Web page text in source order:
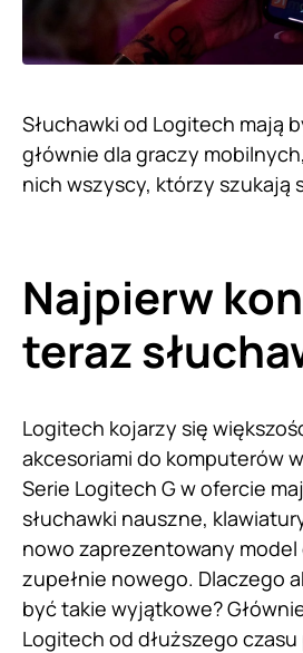
Słuchawki od Logitech mają
głównie dla graczy
nich wszyscy, którzy szukają
Najpierw
teraz
Logitech kojarzy się
akcesoriami do komputerów
Serie Logitech G w ofercie
słuchawki nauszne,
nowo zaprezentowany
zupełnie nowego. Dlaczego
być takie wyjątkowe?
Logitech od dłuższego